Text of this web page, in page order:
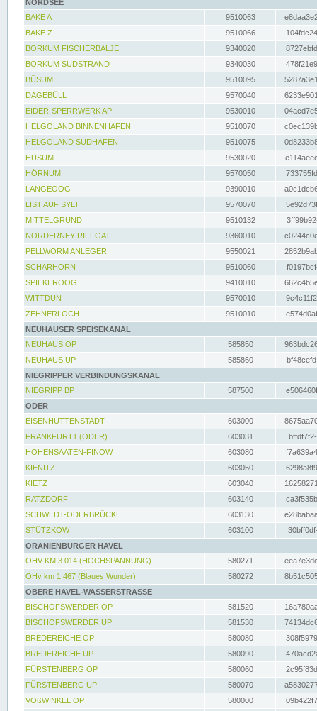
NORDSEE
BAKE A
9510063
BAKE Z
9510066
BORKUM FISCHERBALJE
9340020
BORKUM SÜDSTRAND
9340030
BÜSUM
9510095
DAGEBÜLL
9570040
EIDER-SPERRWERK AP
9530010
HELGOLAND BINNENHAFEN
9510070
HELGOLAND SÜDHAFEN
9510075
HUSUM
9530020
HÖRNUM
9570050
LANGEOOG
9390010
LIST AUF SYLT
9570070
MITTELGRUND
9510132
NORDERNEY RIFFGAT
9360010
PELLWORM ANLEGER
9550021
SCHARHÖRN
9510060
SPIEKEROOG
9410010
WITTDÜN
9570010
ZEHNERLOCH
9510010
NEUHAUSER SPEISEKANAL
NEUHAUS OP
585850
NEUHAUS UP
585860
NIEGRIPPER VERBINDUNGSKANAL
NIEGRIPP BP
587500
ODER
EISENHÜTTENSTADT
603000
FRANKFURT1 (ODER)
603031
HOHENSAATEN-FINOW
603080
KIENITZ
603050
KIETZ
603040
RATZDORF
603140
SCHWEDT-ODERBRÜCKE
603130
STÜTZKOW
603100
ORANIENBURGER HAVEL
OHV KM 3.014 (HOCHSPANNUNG)
580271
OHv km 1.467 (Blaues Wunder)
580272
OBERE HAVEL-WASSERSTRASSE
BISCHOFSWERDER OP
581520
BISCHOFSWERDER UP
581530
BREDEREICHE OP
580080
BREDEREICHE UP
580090
FÜRSTENBERG OP
580060
FÜRSTENBERG UP
580070
VOßWINKEL OP
580000